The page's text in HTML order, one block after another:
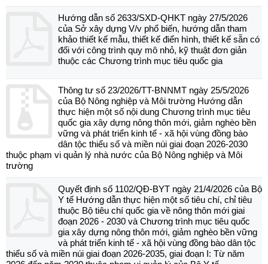
Hướng dẫn số 2633/SXD-QHKT ngày 27/5/2026
của Sở xây dựng V/v phổ biến, hướng dẫn tham
khảo thiết kế mẫu, thiết kế điển hình, thiết kế sẵn có
đối với công trình quy mô nhỏ, kỹ thuật đơn giản
thuộc các Chương trình mục tiêu quốc gia
Thông tư số 23/2026/TT-BNNMT ngày 25/5/2026
của Bộ Nông nghiệp và Môi trường Hướng dẫn
thực hiện một số nội dung Chương trình mục tiêu
quốc gia xây dựng nông thôn mới, giảm nghèo bền
vững và phát triển kinh tế - xã hội vùng đồng bào
dân tộc thiểu số và miền núi giai đoạn 2026-2030
thuộc phạm vi quản lý nhà nước của Bộ Nông nghiệp và Môi
trường
Quyết định số 1102/QĐ-BYT ngày 21/4/2026 của Bộ
Y tế Hướng dẫn thực hiện một số tiêu chí, chỉ tiêu
thuộc Bộ tiêu chí quốc gia về nông thôn mới giai
đoạn 2026 - 2030 và Chương trình mục tiêu quốc
gia xây dựng nông thôn mới, giảm nghèo bền vững
và phát triển kinh tế - xã hội vùng đồng bào dân tộc
thiểu số và miền núi giai đoạn 2026-2035, giai đoạn I: Từ năm